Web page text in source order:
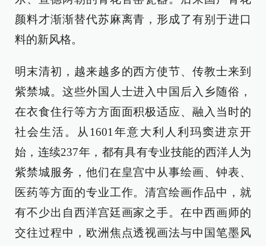
颜料才渐渐替代苏麻离青，形成了有别于进口
料的新风格。
明末清初，越来越多的西方使节、传教士来到
紫禁城。这些外国人士进入中国后入乡随俗，
在衣食住行等方方面面积极适应、融入当时的
社会生活。从1601年意大利人利玛窦进京开
始，连续237年，都有具有专业技能的西洋人为
紫禁城服务，他们在皇宫中从事绘画、钟表、
医药等方面的专业工作。清宫绘画作品中，就
有不少出自西洋宫廷画家之手。在中西画师的
交往过程中，欧洲焦点透视画法与中国笔墨风